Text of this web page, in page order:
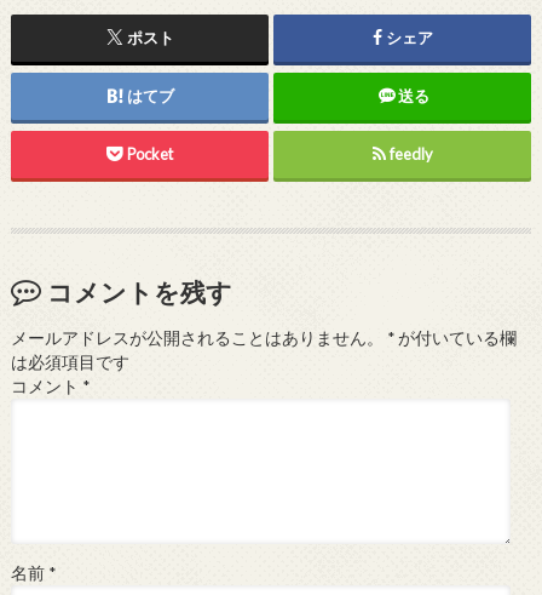
ポスト シェア
はてブ 送る
Pocket feedly
コメントを残す
メールアドレスが公開されることはありません。 *が付いている欄
は必須項目です
コメント *
名前 *